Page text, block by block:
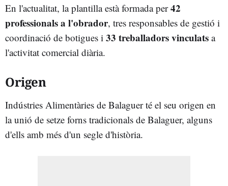
En l'actualitat, la plantilla està formada per42
professionals a l'obrador, tres responsables de gestió i
coordinació de botigues i 33 treballadors vinculats a
l'activitat comercial diària.
Origen
Indústries Alimentàries de Balaguer té el seu origen en
la unió de setze forns tradicionals de Balaguer, alguns
d'ells amb més d'un segle d'història.